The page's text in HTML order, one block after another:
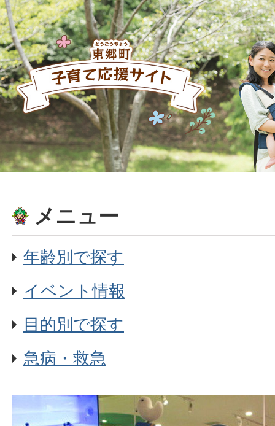
メニュー
年齢別で探す
イベント情報
目的別で探す
急病・救急